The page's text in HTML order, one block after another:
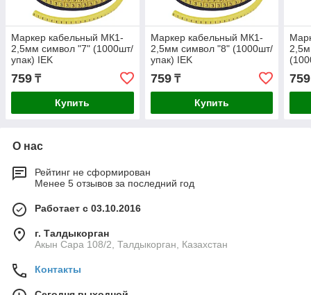
Маркер кабельный МК1-
2,5мм символ "7" (1000шт/
упак) IEK
759 ₸
Купить
Маркер кабельный МК1-
2,5мм символ "8" (1000шт/
упак) IEK
759₸
Купить
759
О нас
Рейтинг не сформирован
Менее 5 отзывов за последний год
Работает с 03.10.2016
г. Талдыкорган
Акын Сара 108/2, Талдыкорган, Казахстан
Контакты